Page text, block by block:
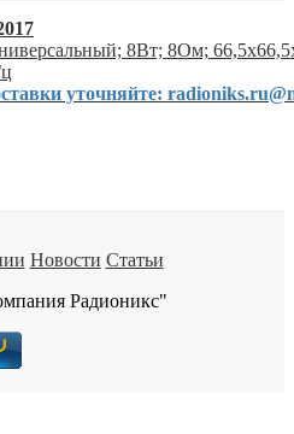
8Вт; 8Ом;
уточняйте:
Новости Статьи
Радионикс"